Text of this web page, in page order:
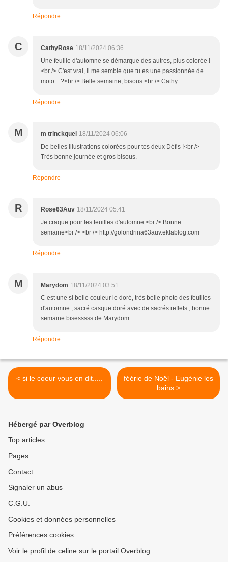
Répondre
C CathyRose 18/11/2024 06:36
Une feuille d'automne se démarque des autres, plus colorée !
<br /> C'est vrai, il me semble que tu es une passionnée de
moto ...?<br /> Belle semaine, bisous.<br /> Cathy
Répondre
M m trinckquel 18/11/2024 06:06
De belles illustrations colorées pour tes deux Défis !<br />
Très bonne journée et gros bisous.
Répondre
R Rose63Auv 18/11/2024 05:41
Je craque pour les feuilles d'automne <br /> Bonne
semaine<br /> <br /> http://golondrina63auv.eklablog.com
Répondre
M Marydom 18/11/2024 03:51
C est une si belle couleur le doré, très belle photo des feuilles
d'automne , sacré casque doré avec de sacrés reflets , bonne
semaine bisesssss de Marydom
Répondre
< si le coeur vous en dit.....
féérie de Noël - Eugénie les
bains >
Hébergé par Overblog
Top articles
Pages
Contact
Signaler un abus
C.G.U.
Cookies et données personnelles
Préférences cookies
Voir le profil de celine sur le portail Overblog